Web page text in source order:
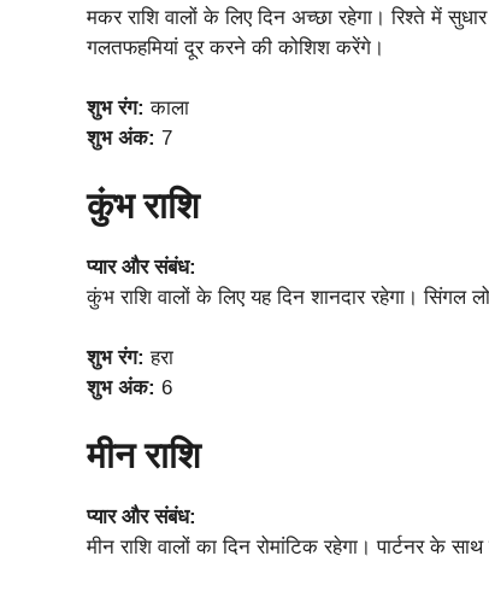
मकर राशि वालों के लिए दिन अच्छा रहेगा। रिश्ते में
गलतफहमियां दूर करने की कोशिश करेंगे।
शुभ रंग: काला
शुभ अंक: 7
कुंभ राशि
प्यार और संबंध:
कुंभ राशि वालों के लिए यह दिन शानदार रहेगा। सिंगल
शुभ रंग: हरा
शुभ अंक: 6
मीन राशि
प्यार और संबंध:
मीन राशि वालों का दिन रोमांटिक रहेगा। पार्टनर के